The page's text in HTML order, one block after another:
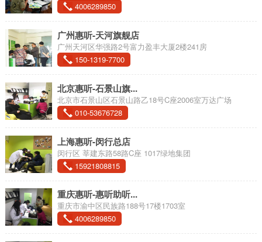
4006289850
广州惠听-天河旗舰店
广州天河区华强路2号富力盈丰大厦2楼241房
150-1319-7700
北京惠听-石景山旗...
北京市石景山区石景山路乙18号C座2006室万达广场
010-53676728
上海惠听-闵行总店
闵行区 莘建东路58路C座 1017绿地集团
15921808815
重庆惠听-惠听助听...
重庆市渝中区民族路188号17楼1703室
4006289850